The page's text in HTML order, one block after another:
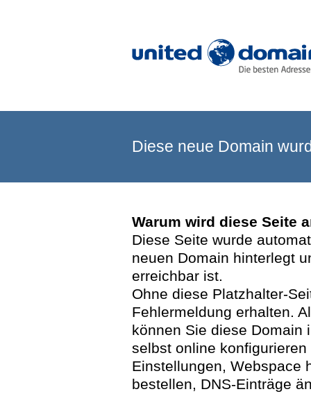
Diese neue Domain
Warum wird diese Seite
Diese Seite wurde
neuen Domain hinterlegt
erreichbar ist.
Ohne diese Platzhalter-
Fehlermeldung erhalten.
können Sie diese Domain
selbst online
Einstellungen, Webspace
bestellen, DNS-Einträge